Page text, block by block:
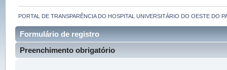
PORTAL DE TRANSPARÊNCIA DO HOSPITAL UNIVERSITÁRIO DO OESTE DO
Formulário de registro
Preenchimento obrigatório